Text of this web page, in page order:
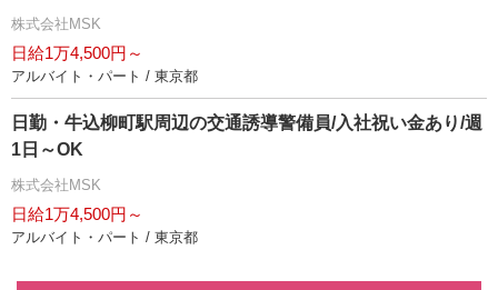
株式会社MSK
日給1万4,500円～
アルバイト・パート / 東京都
日勤・牛込柳町駅周辺の交通誘導警備員/入社祝い金あり/週
1日～OK
株式会社MSK
日給1万4,500円～
アルバイト・パート / 東京都